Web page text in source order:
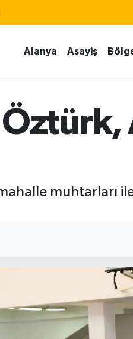
Alanya Asayiş
muhtarları